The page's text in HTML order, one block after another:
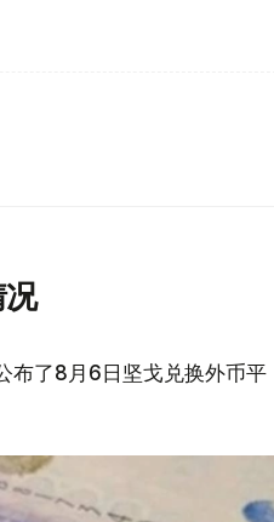
布了8月6日坚戈兑换外币平